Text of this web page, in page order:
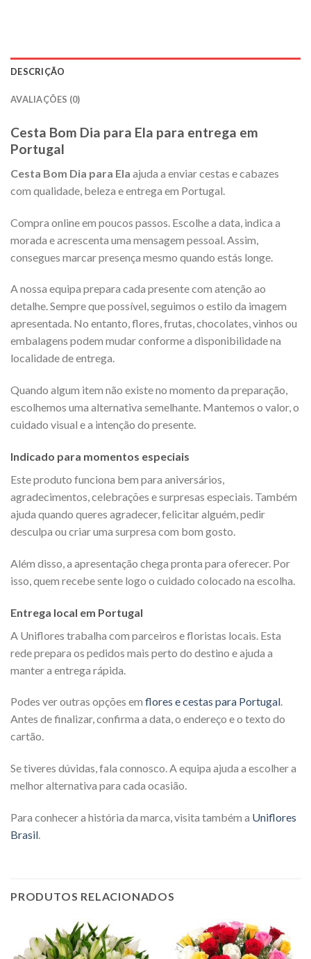
DESCRIÇÃO
AVALIAÇÕES (0)
Cesta Bom Dia para Ela para entrega em
Portugal
Cesta Bom Dia para Ela ajuda a enviar cestas e cabazes
com qualidade, beleza e entrega em Portugal.
Compra online em poucos passos. Escolhe a data, indica a
morada e acrescenta uma mensagem pessoal. Assim,
consegues marcar presença mesmo quando estás longe.
A nossa equipa prepara cada presente com atenção ao
detalhe. Sempre que possível, seguimos o estilo da imagem
apresentada. No entanto, flores, frutas, chocolates, vinhos ou
embalagens podem mudar conforme a disponibilidade na
localidade de entrega.
Quando algum item não existe no momento da preparação,
escolhemos uma alternativa semelhante. Mantemos o valor, o
cuidado visual e a intenção do presente.
Indicado para momentos especiais
Este produto funciona bem para aniversários,
agradecimentos, celebrações e surpresas especiais. Também
ajuda quando queres agradecer, felicitar alguém, pedir
desculpa ou criar uma surpresa com bom gosto.
Além disso, a apresentação chega pronta para oferecer. Por
isso, quem recebe sente logo o cuidado colocado na escolha.
Entrega local em Portugal
A Uniflores trabalha com parceiros e floristas locais. Esta
rede prepara os pedidos mais perto do destino e ajuda a
manter a entrega rápida.
Podes ver outras opções em flores e cestas para Portugal.
Antes de finalizar, confirma a data, o endereço e o texto do
cartão.
Se tiveres dúvidas, fala connosco. A equipa ajuda a escolher a
melhor alternativa para cada ocasião.
Para conhecer a história da marca, visita também a Uniflores
Brasil.
PRODUTOS RELACIONADOS